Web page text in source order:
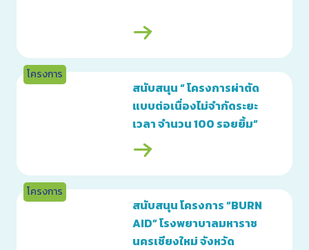
โครงการ
สนับสนุน “ โครงการผ่าตัด
แบบต่อเนื่องไม่จำกัดระยะ
เวลา จำนวน 100 รอยยิ้ม”
โรงพยาบาลมหาราชนคร
เชียงใหม่ จังหวัดเชียงใหม่
โครงการ
สนับสนุน โครงการ “BURN
AID” โรงพยาบาลมหาราช
นครเชียงใหม่ จังหวัด